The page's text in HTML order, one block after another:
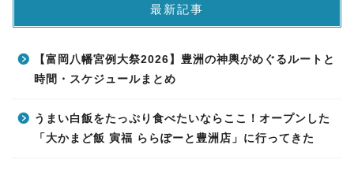
最新記事
【富岡八幡宮例大祭2026】豊洲の神輿がめぐるルートと
時間・スケジュールまとめ
うまい白飯をたっぷり食べたいならここ！オープンした
「大かまど飯 寅福 ららぽーと豊洲店」に行ってきた